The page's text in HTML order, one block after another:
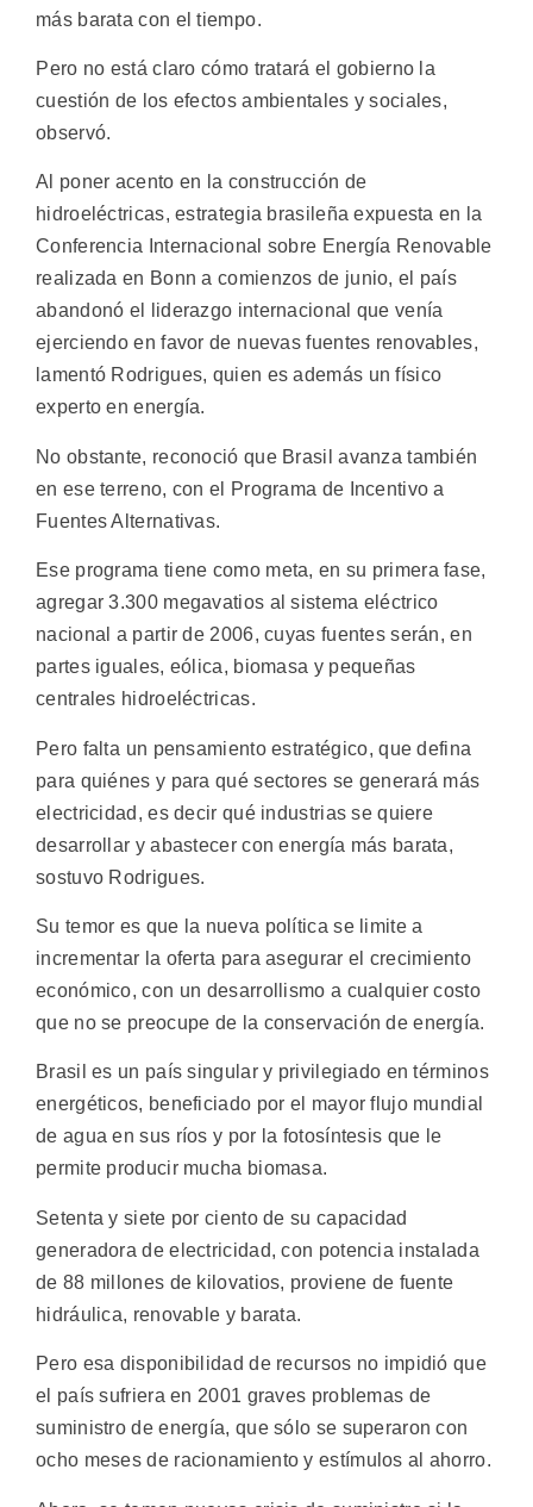
más barata con el tiempo.
Pero no está claro cómo tratará el gobierno la
cuestión de los efectos ambientales y sociales,
observó.
Al poner acento en la construcción de
hidroeléctricas, estrategia brasileña expuesta en la
Conferencia Internacional sobre Energía Renovable
realizada en Bonn a comienzos de junio, el país
abandonó el liderazgo internacional que venía
ejerciendo en favor de nuevas fuentes renovables,
lamentó Rodrigues, quien es además un físico
experto en energía.
No obstante, reconoció que Brasil avanza también
en ese terreno, con el Programa de Incentivo a
Fuentes Alternativas.
Ese programa tiene como meta, en su primera fase,
agregar 3.300 megavatios al sistema eléctrico
nacional a partir de 2006, cuyas fuentes serán, en
partes iguales, eólica, biomasa y pequeñas
centrales hidroeléctricas.
Pero falta un pensamiento estratégico, que defina
para quiénes y para qué sectores se generará más
electricidad, es decir qué industrias se quiere
desarrollar y abastecer con energía más barata,
sostuvo Rodrigues.
Su temor es que la nueva política se limite a
incrementar la oferta para asegurar el crecimiento
económico, con un desarrollismo a cualquier costo
que no se preocupe de la conservación de energía.
Brasil es un país singular y privilegiado en términos
energéticos, beneficiado por el mayor flujo mundial
de agua en sus ríos y por la fotosíntesis que le
permite producir mucha biomasa.
Setenta y siete por ciento de su capacidad
generadora de electricidad, con potencia instalada
de 88 millones de kilovatios, proviene de fuente
hidráulica, renovable y barata.
Pero esa disponibilidad de recursos no impidió que
el país sufriera en 2001 graves problemas de
suministro de energía, que sólo se superaron con
ocho meses de racionamiento y estímulos al ahorro.